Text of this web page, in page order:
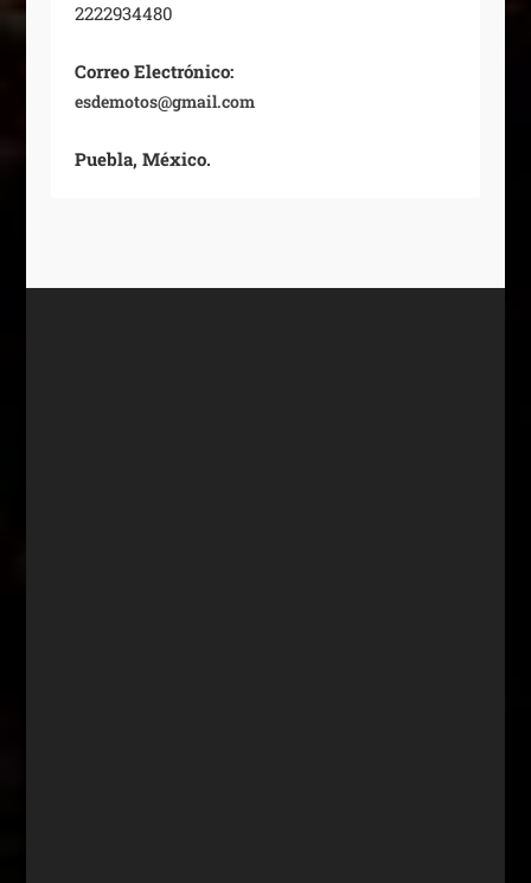
2222934480
Correo Electrónico:
esdemotos@gmail.com
Puebla, México.